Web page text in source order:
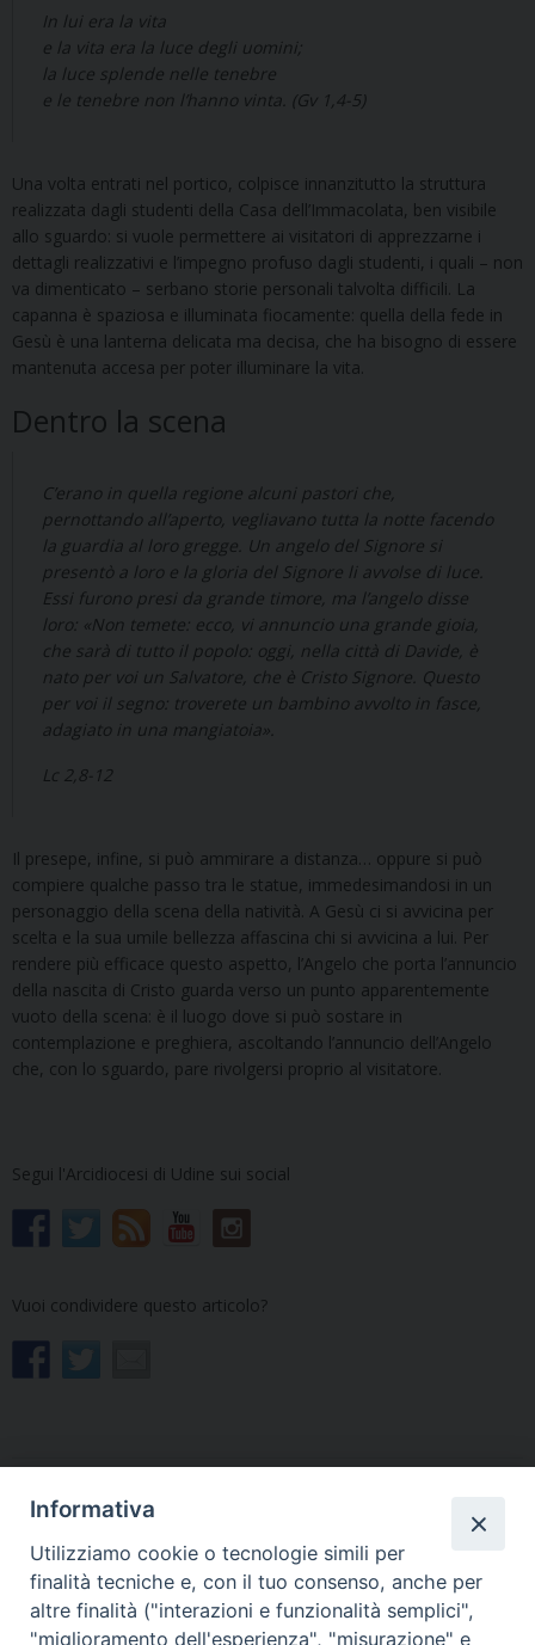
In lui era la vita
e la vita era la luce degli uomini;
la luce splende nelle tenebre
e le tenebre non l’hanno vinta. (Gv 1,4-5)
Una volta entrati nel portico, colpisce innanzitutto la struttura
realizzata dagli studenti della Casa dell’Immacolata, ben visibile
allo sguardo: si vuole permettere ai visitatori di apprezzarne i
dettagli realizzativi e l’impegno profuso dagli studenti, i quali – non
va dimenticato – serbano storie personali talvolta difficili. La
capanna è spaziosa e illuminata fiocamente: quella della fede in
Gesù è una lanterna delicata ma decisa, che ha bisogno di essere
mantenuta accesa per poter illuminare la vita.
Dentro la scena
C’erano in quella regione alcuni pastori che,
pernottando all’aperto, vegliavano tutta la notte facendo
la guardia al loro gregge. Un angelo del Signore si
presentò a loro e la gloria del Signore li avvolse di luce.
Essi furono presi da grande timore, ma l’angelo disse
loro: «Non temete: ecco, vi annuncio una grande gioia,
che sarà di tutto il popolo: oggi, nella città di Davide, è
nato per voi un Salvatore, che è Cristo Signore. Questo
per voi il segno: troverete un bambino avvolto in fasce,
adagiato in una mangiatoia».
Lc 2,8-12
Il presepe, infine, si può ammirare a distanza… oppure si può
compiere qualche passo tra le statue, immedesimandosi in un
personaggio della scena della natività. A Gesù ci si avvicina per
scelta e la sua umile bellezza affascina chi si avvicina a lui. Per
rendere più efficace questo aspetto, l’Angelo che porta l’annuncio
della nascita di Cristo guarda verso un punto apparentemente
vuoto della scena: è il luogo dove si può sostare in
contemplazione e preghiera, ascoltando l’annuncio dell’Angelo
che, con lo sguardo, pare rivolgersi proprio al visitatore.
Segui l'Arcidiocesi di Udine sui social
Vuoi condividere questo articolo?
L’Arcivescovo incontra i
membri di associazioni e
movimenti ecclesiali
Ministri straordinari della
comunione in formazione
nel Seminario di Castellerio
Informativa
Utilizziamo cookie o tecnologie simili per
finalità tecniche e, con il tuo consenso, anche per
altre finalità ("interazioni e funzionalità semplici",
"miglioramento dell'esperienza", "misurazione" e